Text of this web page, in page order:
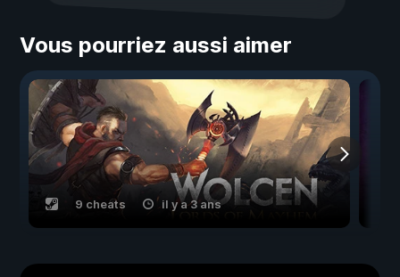
Vous pourriez aussi aimer
9 cheats il y a 3 ans